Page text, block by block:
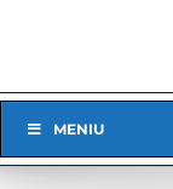
Navigation
MENIU